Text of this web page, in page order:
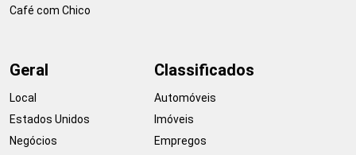
Café com Chico
Geral
Local
Estados Unidos
Negócios
Classificados
Automóveis
Imóveis
Empregos